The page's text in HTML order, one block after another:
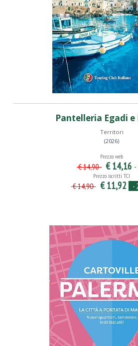
Pantelleria Egadi e
Territori
(2026)
Prezzo web
€ 14,90 € 14,16 -
Prezzo iscritti TCI
€ 14,90 € 11,92 -